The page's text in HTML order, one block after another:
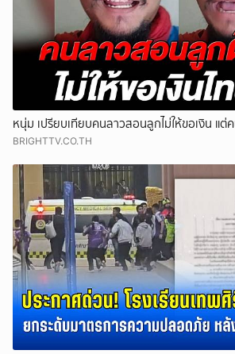
หนุ่ม เปรียบเทียบคนลาวสอนลูกไม่ให้ขอเงิน แต่
BRIGHTTV.CO.TH